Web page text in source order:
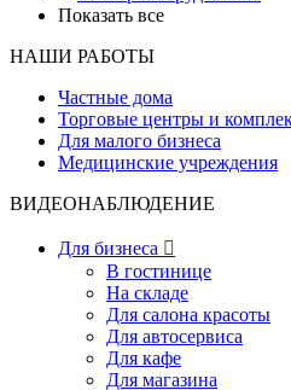
Показать все
НАШИ РАБОТЫ
Частные дома
Торговые центры и
Для малого бизнеса
Медицинские учреждения
ВИДЕОНАБЛЮДЕНИЕ
Для бизнеса 
В гостинице
На складе
Для салона красоты
Для автосервиса
Для кафе
Для магазина